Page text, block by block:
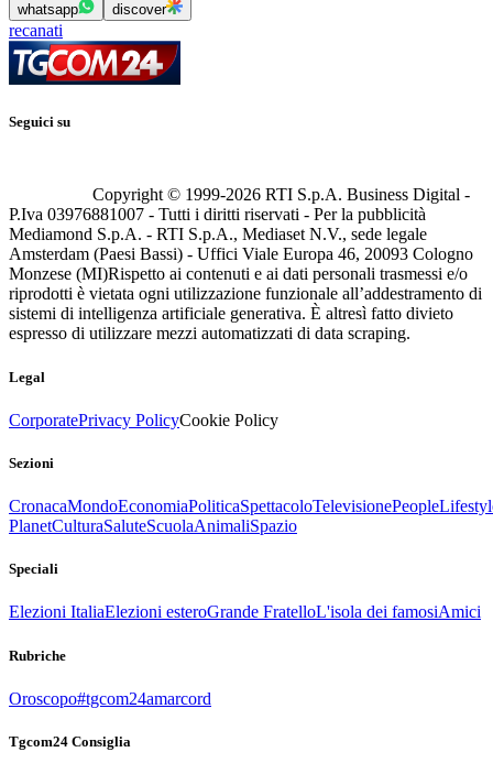
whatsapp discover
recanati
Seguici su
Copyright © 1999-2026 RTI S.p.A. Business Digital -
P.Iva 03976881007 - Tutti i diritti riservati - Per la pubblicità
Mediamond S.p.A. - RTI S.p.A., Mediaset N.V., sede legale
Amsterdam (Paesi Bassi) - Uffici Viale Europa 46, 20093 Cologno
Monzese (MI)Rispetto ai contenuti e ai dati personali trasmessi e/o
riprodotti è vietata ogni utilizzazione funzionale all’addestramento di
sistemi di intelligenza artificiale generativa. È altresì fatto divieto
espresso di utilizzare mezzi automatizzati di data scraping.
Legal
CorporatePrivacy PolicyCookie Policy
Sezioni
CronacaMondoEconomiaPoliticaSpettacoloTelevisionePeople
PlanetCulturaSaluteScuolaAnimaliSpazio
Speciali
Elezioni ItaliaElezioni esteroGrande FratelloL'isola dei famosiAmici
Rubriche
Oroscopo#tgcom24amarcord
Tgcom24 Consiglia